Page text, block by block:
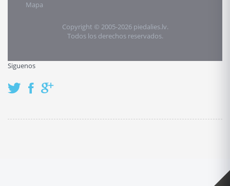
Mapa
Copyright © 2005-2026 piedalies.lv.
Todos los derechos reservados.
Siguenos